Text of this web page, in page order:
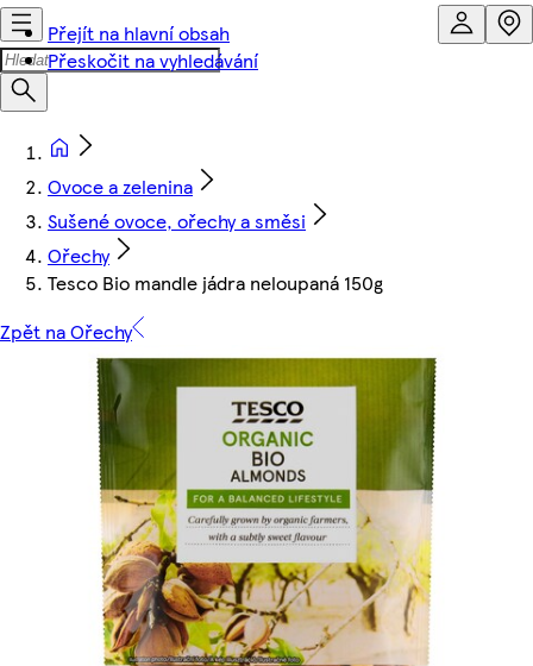
Přejít na hlavní obsah
Přeskočit na vyhledávání
Ovoce a zelenina
Sušené ovoce, ořechy a směsi
Ořechy
Tesco Bio mandle jádra neloupaná 150g
Zpět na Ořechy